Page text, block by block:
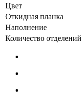
Цвет
Откидная планка
Наполнение
Количество отделений